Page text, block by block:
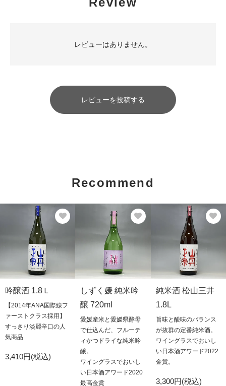
レビューはありません。
レビューを投稿する
Recommend
吟醸酒 1.8Ｌ
【2014年ANA国際線フ
ァーストクラス採用】
すっきり淡麗辛口の人
気商品
3,410円(税込)
しずく媛 純米吟
醸 720ml
愛媛産米と愛媛県酵母
で仕込んだ、フルーテ
ィかつドライな純米吟
醸。
ワイングラスでおいし
い日本酒アワード2020
最高金賞
純米酒 松山三井
1.8L
旨味と酸味のバランス
が抜群の定番純米酒。
ワイングラスでおいし
い日本酒アワード2022
金賞。
3,300円(税込)